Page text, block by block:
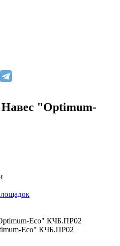
Навес "Оptimum-
Еco" КЧБ.ПР02
Еco" КЧБ.ПР02